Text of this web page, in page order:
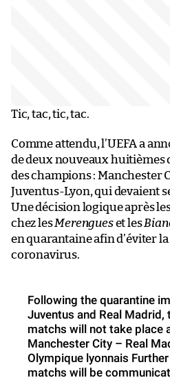
Tic, tac, tic, tac.
Comme attendu, l’UEFA a
de deux nouveaux huitièmes
des champions : Manchester
Juventus-Lyon, qui devaient
Une décision logique après
chez lesMerengueset les
en quarantaine afin d’éviter
coronavirus.
Following the quarantine
Juventus and Real Madrid,
matchs will not take place
Manchester City – Real
Olympique lyonnais
matchs will be